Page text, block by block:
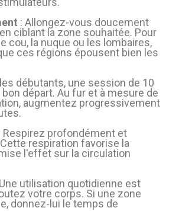
: Allongez-vous doucement
ciblant la zone souhaitée. Pour
cou, la nuque ou les lombaires,
ces régions épousent bien les
débutants, une session de 10
départ. Au fur et à mesure de
augmentez progressivement
Respirez profondément et
respiration favorise la
l'effet sur la circulation
utilisation quotidienne est
votre corps. Si une zone
donnez-lui le temps de